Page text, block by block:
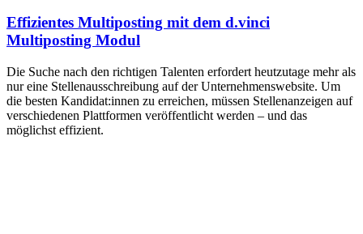
Effizientes Multiposting mit dem d.vinci
Multiposting Modul
Die Suche nach den richtigen Talenten erfordert heutzutage mehr als
nur eine Stellenausschreibung auf der Unternehmenswebsite. Um
die besten Kandidat:innen zu erreichen, müssen Stellenanzeigen auf
verschiedenen Plattformen veröffentlicht werden – und das
möglichst effizient.